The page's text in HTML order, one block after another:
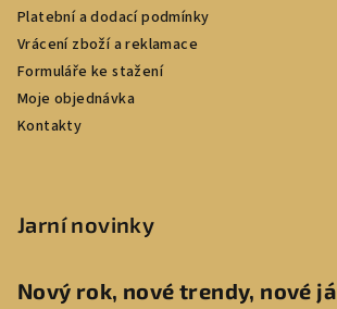
Platební a dodací podmínky
Vrácení zboží a reklamace
Formuláře ke stažení
Moje objednávka
Kontakty
Jarní novinky
Nový rok, nové trendy, nové já